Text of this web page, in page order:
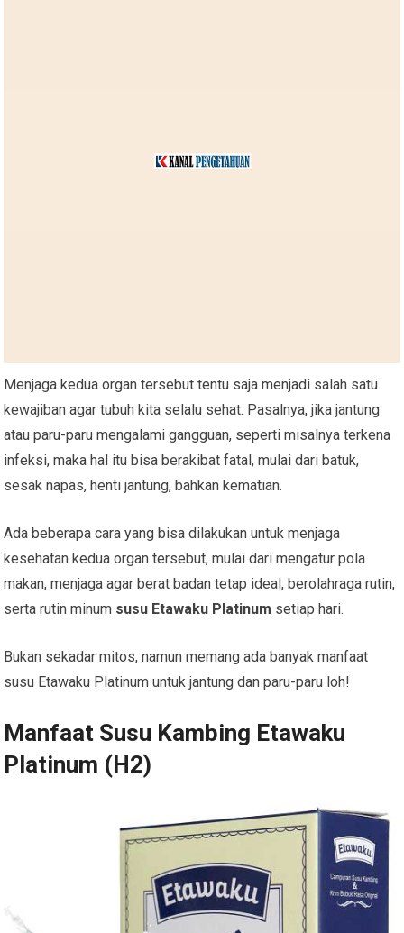
Menjaga kedua organ tersebut tentu saja menjadi salah satu
kewajiban agar tubuh kita selalu sehat. Pasalnya, jika jantung
atau paru-paru mengalami gangguan, seperti misalnya terkena
infeksi, maka hal itu bisa berakibat fatal, mulai dari batuk,
sesak napas, henti jantung, bahkan kematian.
Ada beberapa cara yang bisa dilakukan untuk menjaga
kesehatan kedua organ tersebut, mulai dari mengatur pola
makan, menjaga agar berat badan tetap ideal, berolahraga rutin,
serta rutin minum susu Etawaku Platinum setiap hari.
Bukan sekadar mitos, namun memang ada banyak manfaat
susu Etawaku Platinum untuk jantung dan paru-paru loh!
Manfaat Susu Kambing Etawaku
Platinum (H2)